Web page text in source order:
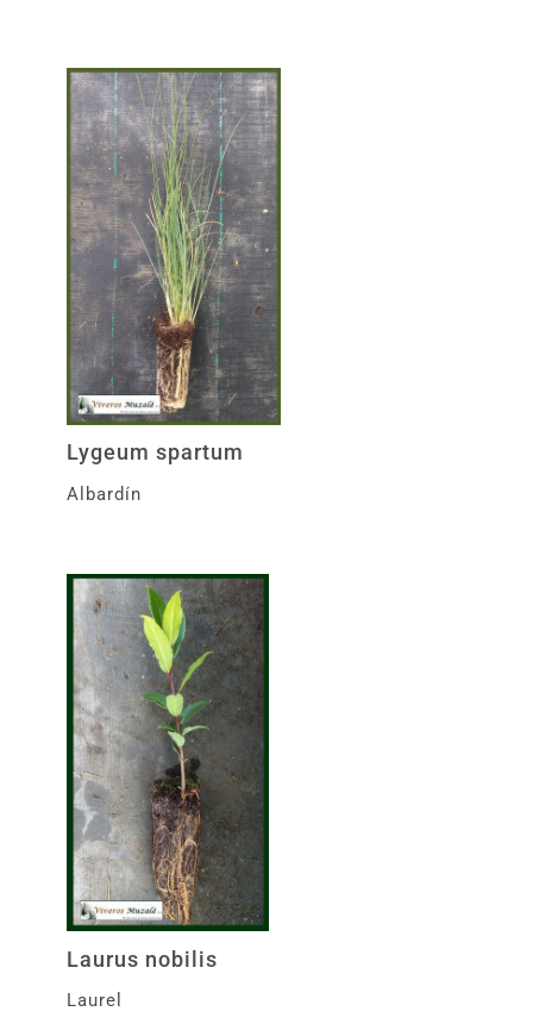
Lygeum spartum
Albardín
Laurus nobilis
Laurel